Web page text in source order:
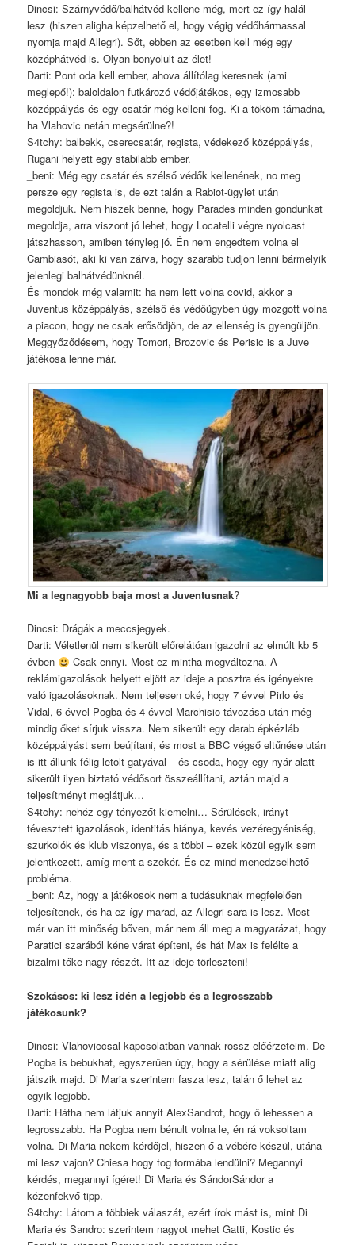
Dincsi: Szárnyvédő/balhátvéd kellene még, mert ez így halál
lesz (hiszen aligha képzelhető el, hogy végig védőhármassal
nyomja majd Allegri). Sőt, ebben az esetben kell még egy
középhátvéd is. Olyan bonyolult az élet!
Darti: Pont oda kell ember, ahova állítólag keresnek (ami
meglepő!): baloldalon futkározó védőjátékos, egy izmosabb
középpályás és egy csatár még kelleni fog. Ki a tököm támadna,
ha Vlahovic netán megsérülne?!
S4tchy: balbekk, cserecsatár, regista, védekező középpályás,
Rugani helyett egy stabilabb ember.
_beni: Még egy csatár és szélső védők kellenének, no meg
persze egy regista is, de ezt talán a Rabiot-ügylet után
megoldjuk. Nem hiszek benne, hogy Parades minden gondunkat
megoldja, arra viszont jó lehet, hogy Locatelli végre nyolcast
játszhasson, amiben tényleg jó. Én nem engedtem volna el
Cambiasót, aki ki van zárva, hogy szarabb tudjon lenni bármelyik
jelenlegi balhátvédünknél.
És mondok még valamit: ha nem lett volna covid, akkor a
Juventus középpályás, szélső és védőügyben úgy mozgott volna
a piacon, hogy ne csak erősödjön, de az ellenség is gyengüljön.
Meggyőződésem, hogy Tomori, Brozovic és Perisic is a Juve
játékosa lenne már.
Mi a legnagyobb baja most a Juventusnak?
Dincsi: Drágák a meccsjegyek.
Darti: Véletlenül nem sikerült előrelátóan igazolni az elmúlt kb 5
évben
Csak ennyi. Most ez mintha megváltozna. A
reklámigazolások helyett eljött az ideje a posztra és igényekre
való igazolásoknak. Nem teljesen oké, hogy 7 évvel Pirlo és
Vidal, 6 évvel Pogba és 4 évvel Marchisio távozása után még
mindig őket sírjuk vissza. Nem sikerült egy darab épkézláb
középpályást sem beújítani, és most a BBC végső eltűnése után
is itt állunk félig letolt gatyával – és csoda, hogy egy nyár alatt
sikerült ilyen biztató védősort összeállítani, aztán majd a
teljesítményt meglátjuk…
S4tchy: nehéz egy tényezőt kiemelni… Sérülések, irányt
tévesztett igazolások, identitás hiánya, kevés vezéregyéniség,
szurkolók és klub viszonya, és a többi – ezek közül egyik sem
jelentkezett, amíg ment a szekér. És ez mind menedzselhető
probléma.
_beni: Az, hogy a játékosok nem a tudásuknak megfelelően
teljesítenek, és ha ez így marad, az Allegri sara is lesz. Most
már van itt minőség bőven, már nem áll meg a magyarázat, hogy
Paratici szarából kéne várat építeni, és hát Max is felélte a
bizalmi tőke nagy részét. Itt az ideje törleszteni!
Szokásos: ki lesz idén a legjobb és a legrosszabb
játékosunk?
Dincsi: Vlahoviccsal kapcsolatban vannak rossz előérzeteim. De
Pogba is bebukhat, egyszerűen úgy, hogy a sérülése miatt alig
játszik majd. Di Maria szerintem fasza lesz, talán ő lehet az
egyik legjobb.
Darti: Hátha nem látjuk annyit AlexSandrot, hogy ő lehessen a
legrosszabb. Ha Pogba nem bénult volna le, én rá voksoltam
volna. Di Maria nekem kérdőjel, hiszen ő a vébére készül, utána
mi lesz vajon? Chiesa hogy fog formába lendülni? Megannyi
kérdés, megannyi ígéret! Di Maria és SándorSándor a
kézenfekvő tipp.
S4tchy: Látom a többiek válaszát, ezért írok mást is, mint Di
Maria és Sandro: szerintem nagyot mehet Gatti, Kostic és